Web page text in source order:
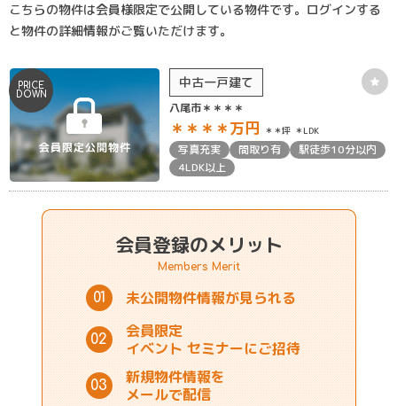
こちらの物件は会員様限定で公開している物件です。ログインする
と物件の詳細情報がご覧いただけます。
PRICE
DOWN
中古一戸建て
八尾市＊＊＊＊
＊＊＊＊万円 ＊＊坪 ＊LDK
写真充実 間取り有
駅徒歩10分以内
4LDK以上
会員登録のメリット
Members Merit
01 未公開物件情報が見られる
02
会員限定
イベントセミナーにご招待
03
新規物件情報を
メールで配信